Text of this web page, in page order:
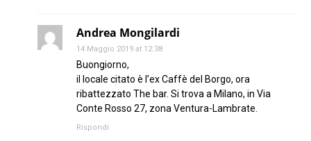
Andrea Mongilardi
14 Maggio 2019 at 12:38
Buongiorno,
il locale citato è l’ex Caffè del Borgo, ora
ribattezzato The bar. Si trova a Milano, in Via
Conte Rosso 27, zona Ventura-Lambrate.
Rispondi